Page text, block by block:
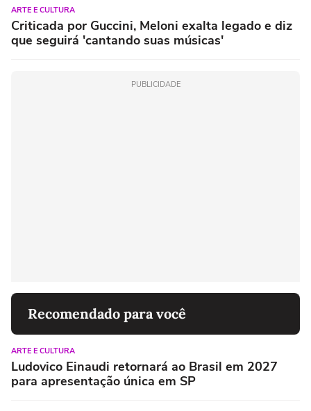
ARTE E CULTURA
Criticada por Guccini, Meloni exalta legado e diz
que seguirá 'cantando suas músicas'
PUBLICIDADE
Recomendado para você
ARTE E CULTURA
Ludovico Einaudi retornará ao Brasil em 2027
para apresentação única em SP